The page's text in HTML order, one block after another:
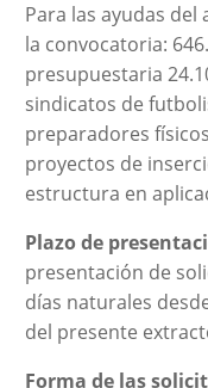
Para las ayudas
la convocatoria:
presupuestaria
sindicatos de
preparadores
proyectos de
estructura en
Plazo de
presentación de
días naturales
del presente
Forma de las